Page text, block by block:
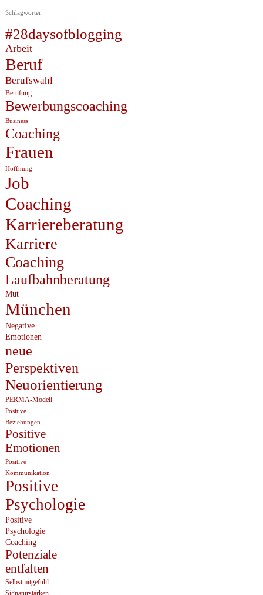
Schlagwörter
#28daysofblogging
Arbeit
Beruf
Berufswahl
Berufung
Bewerbungscoaching
Business
Coaching
Frauen
Hoffnung
Job
Coaching
Karriereberatung
Karriere
Coaching
Laufbahnberatung
Mut
München
Negative
Emotionen
neue
Perspektiven
Neuorientierung
PERMA-Modell
Positive
Beziehungen
Positive
Emotionen
Positive
Kommunikation
Positive
Psychologie
Positive
Psychologie
Coaching
Potenziale
entfalten
Selbstmitgefühl
Signaturstärken